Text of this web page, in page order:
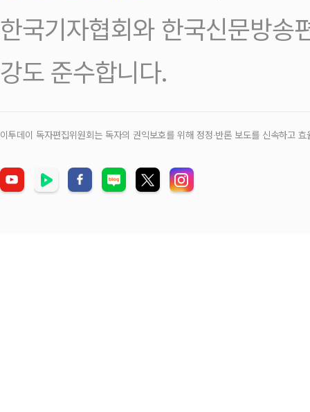
한국기자협회와 한국신문방송
강도 준수합니다.
이투데이 독자편집위원회는 독자의 권익보호를 위해 정정‧반론 보도를 신속하고